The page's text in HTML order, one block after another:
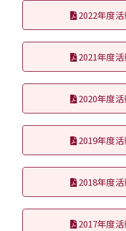
2022年度活
2021年度活
2020年度活
2019年度活
2018年度活
2017年度活